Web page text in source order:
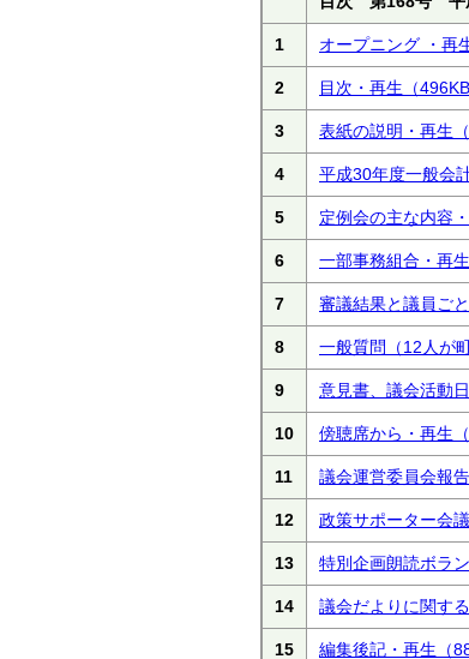
1 オープニング ・再
2 目次・再生 （496KB
3 表紙の説明・再生
4 平成30年度一般会
5 定例会の主な内容
6 一部事務組合・再生
7 審議結果と議員ご
8 一般質問（12人が
9 意見書、議会活動
10 傍聴席から・再生
11 議会運営委員会報
12 政策サポーター会
13 特別企画朗読ボラ
14 議会だよりに関す
15 編集後記・再生 （